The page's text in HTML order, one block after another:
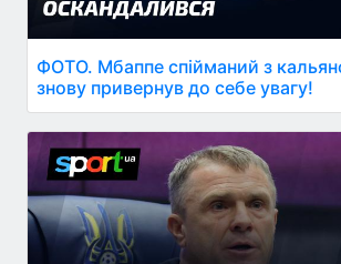
ФОТО. Мбаппе спійманий з
знову привернув до себе увагу!